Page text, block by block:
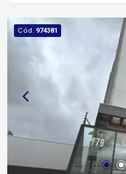
Varanda gourmet
Além disso, o
completa pra sua rotina: Piscina Academia
de jogos Salão de
que trazem mais conforto
em uma região
fácil acesso aos
Cód. 974381